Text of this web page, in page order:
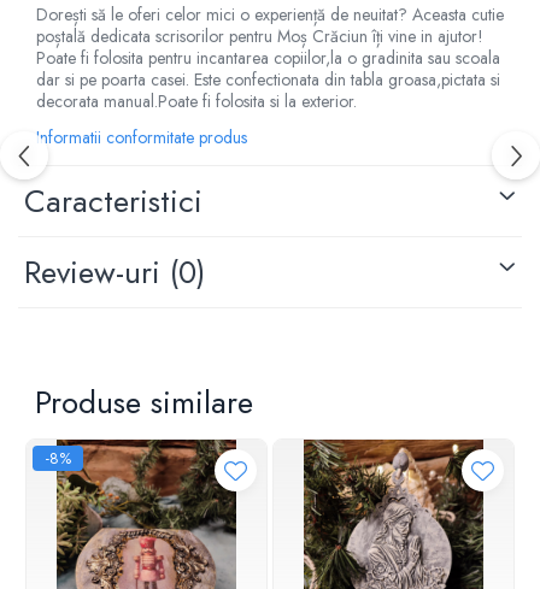
Dorești să le oferi celor mici o experiență de neuitat? Aceasta cutie
poștală dedicata scrisorilor pentru Moș Crăciun îți vine in ajutor!
Poate fi folosita pentru incantarea copiilor,la o gradinita sau scoala
dar si pe poarta casei. Este confectionata din tabla groasa,pictata si
decorata manual.Poate fi folosita si la exterior.
Informatii conformitate produs
Caracteristici
Review-uri (0)
Produse similare
-8%